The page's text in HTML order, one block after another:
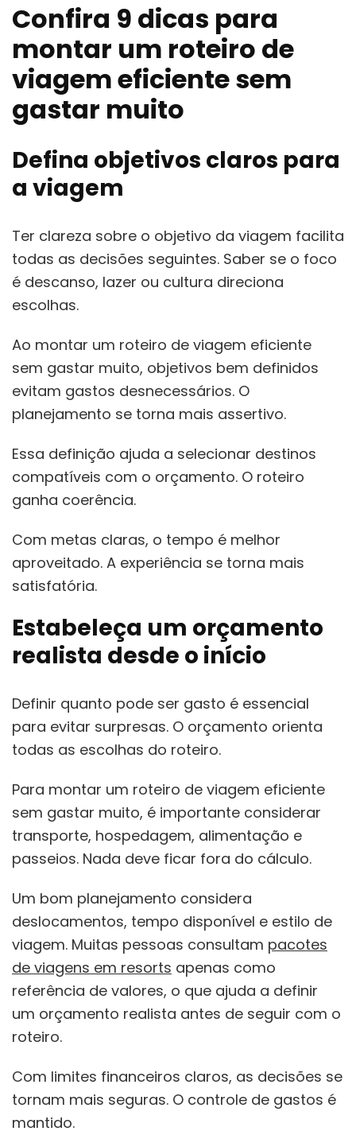
Confira 9 dicas para
montar um roteiro de
viagem eficiente sem
gastar muito
Defina objetivos claros para
a viagem
Ter clareza sobre o objetivo da viagem facilita
todas as decisões seguintes. Saber se o foco
é descanso, lazer ou cultura direciona
escolhas.
Ao montar um roteiro de viagem eficiente
sem gastar muito, objetivos bem definidos
evitam gastos desnecessários. O
planejamento se torna mais assertivo.
Essa definição ajuda a selecionar destinos
compatíveis com o orçamento. O roteiro
ganha coerência.
Com metas claras, o tempo é melhor
aproveitado. A experiência se torna mais
satisfatória.
Estabeleça um orçamento
realista desde o início
Definir quanto pode ser gasto é essencial
para evitar surpresas. O orçamento orienta
todas as escolhas do roteiro.
Para montar um roteiro de viagem eficiente
sem gastar muito, é importante considerar
transporte, hospedagem, alimentação e
passeios. Nada deve ficar fora do cálculo.
Um bom planejamento considera
deslocamentos, tempo disponível e estilo de
viagem. Muitas pessoas consultam pacotes
de viagens em resorts apenas como
referência de valores, o que ajuda a definir
um orçamento realista antes de seguir com o
roteiro.
Com limites financeiros claros, as decisões se
tornam mais seguras. O controle de gastos é
mantido.